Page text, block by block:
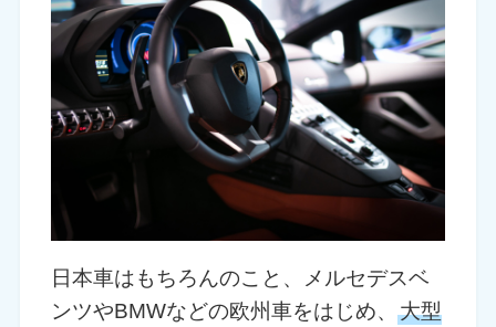
日本車はもちろんのこと、メルセデスベ
ンツやBMWなどの欧州車をはじめ、大型